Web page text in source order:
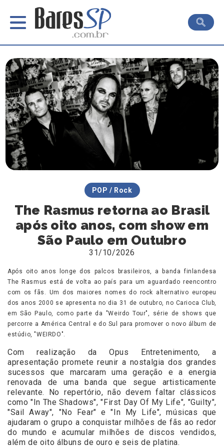
POP / Rock
The Rasmus retorna ao Brasil
após oito anos, com show em
São Paulo em Outubro
31/10/2026
Após oito anos longe dos palcos brasileiros, a banda finlandesa
The Rasmus está de volta ao país para um aguardado reencontro
com os fãs. Um dos maiores nomes do rock alternativo europeu
dos anos 2000 se apresenta no dia 31 de outubro, no Carioca Club,
em São Paulo, como parte da "Weirdo Tour", série de shows que
percorre a América Central e do Sul para promover o novo álbum de
estúdio, "WEIRDO".
Com realização da Opus Entretenimento, a
apresentação promete reunir a nostalgia dos grandes
sucessos que marcaram uma geração e a energia
renovada de uma banda que segue artisticamente
relevante. No repertório, não devem faltar clássicos
como "In The Shadows", "First Day Of My Life", "Guilty",
"Sail Away", "No Fear" e "In My Life", músicas que
ajudaram o grupo a conquistar milhões de fãs ao redor
do mundo e acumular milhões de discos vendidos,
além de oito álbuns de ouro e seis de platina.